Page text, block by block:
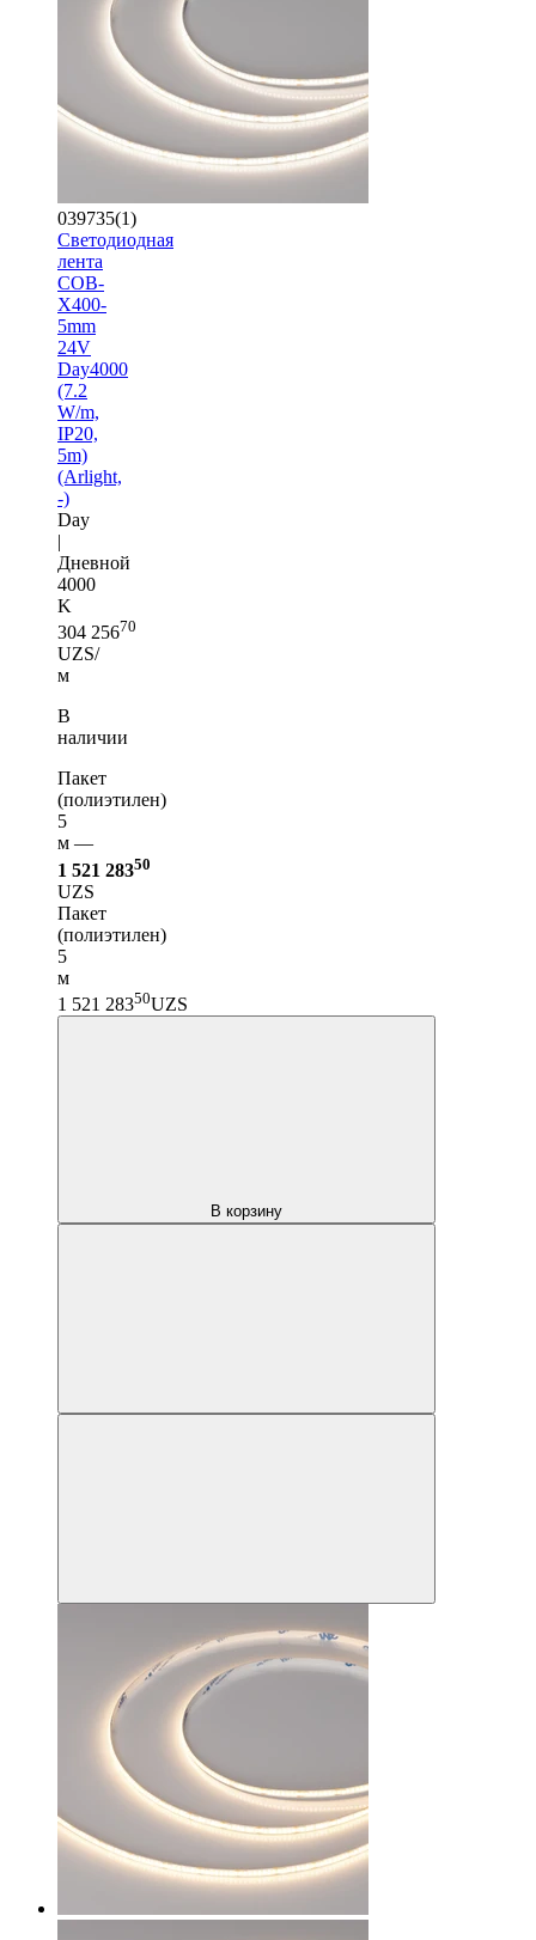
039735(1)
Светодиодная
лента
COB-
X400-
5mm
24V
Day4000
(7.2
W/m,
IP20,
5m)
(Arlight,
-)
Day
|
Дневной
4000
K
304 25670
UZS/
м
В
наличии
Пакет
(полиэтилен)
5
м —
1 521 28350
UZS
Пакет
(полиэтилен)
5
м
1 521 28350UZS
В корзину